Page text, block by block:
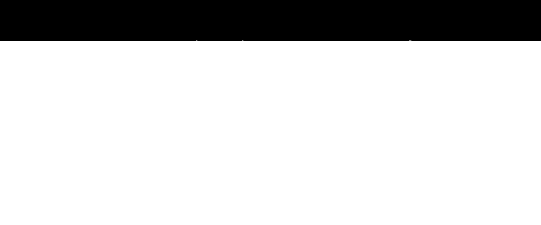
© 2026 Tous droits réservés Club des petits déjeuners